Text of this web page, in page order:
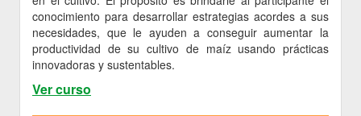
conocimiento para desarrollar estrategias acordes a sus
necesidades, que le ayuden a conseguir aumentar la
productividad de su cultivo de maíz usando prácticas
innovadoras y sustentables.
Ver curso